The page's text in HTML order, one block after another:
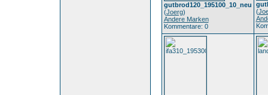
gutbrod120_195100_10_neu
(Joerg)
Andere Marken
Kommentare: 0
(